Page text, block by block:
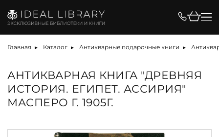
Главная Каталог Антикварные подарочные книги
АНТИКВАРНАЯ КНИГА "ДРЕВНЯЯ
ИСТОРИЯ. ЕГИПЕТ. АССИРИЯ"
МАСПЕРО Г. 1905Г.